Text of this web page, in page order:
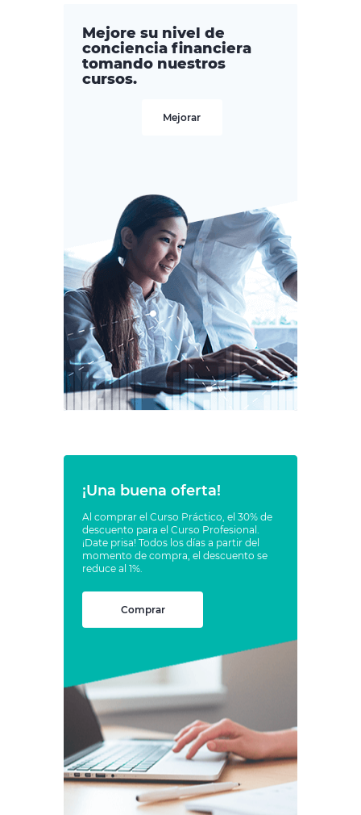
Mejore su nivel de
conciencia financiera
tomando nuestros
cursos.
Mejorar
¡Una buena oferta!
Al comprar el Curso Práctico, el 30% de
descuento para el Curso Profesional.
¡Date prisa! Todos los días a partir del
momento de compra, el descuento se
reduce al 1%.
Comprar